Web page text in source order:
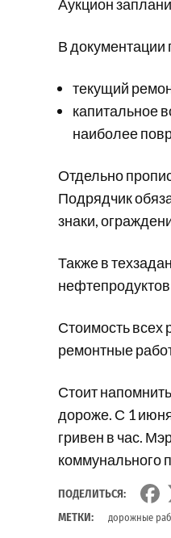
Аукцион
В документации
текущий
капитальное
наиболее
Отдельно
Подрядчик
знаки,
Также в
Стоимость всех
ремонтные
Стоит
дороже. С 1
гривен в час.
коммунального
ПОДЕЛИТЬСЯ:
МЕТКИ:
дорожные